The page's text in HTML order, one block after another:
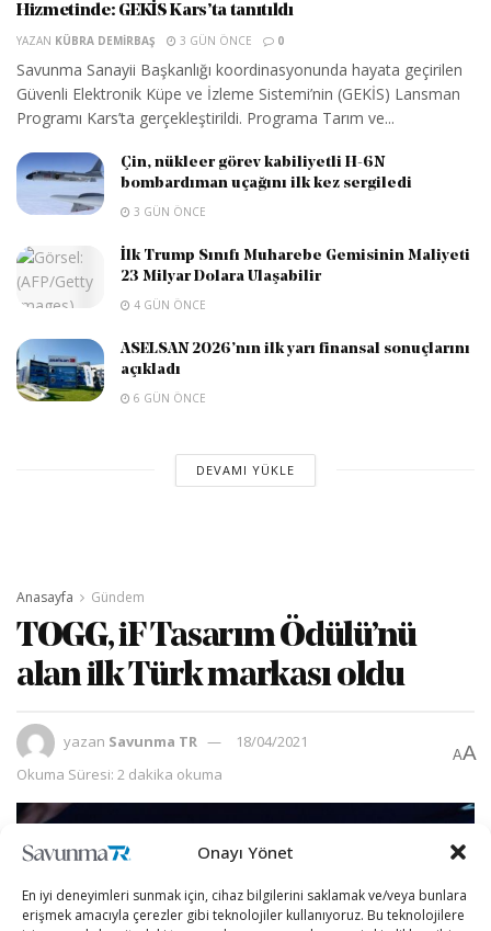
Onayı Yönet
En iyi deneyimleri sunmak için, cihaz bilgilerini saklamak ve/veya bunlara
erişmek amacıyla çerezler gibi teknolojiler kullanıyoruz. Bu teknolojilere
Hizmetinde: GEKİS Kars’ta tanıtıldı
YAZAN KÜBRA DEMIRBAŞ 3 GÜN ÖNCE 0
Savunma Sanayii Başkanlığı koordinasyonunda hayata geçirilen
Güvenli Elektronik Küpe ve İzleme Sistemi’nin (GEKİS) Lansman
Programı Kars’ta gerçekleştirildi. Programa Tarım ve...
Çin, nükleer görev kabiliyetli H-6N
bombardıman uçağını ilk kez sergiledi
3 GÜN ÖNCE
İlk Trump Sınıfı Muharebe Gemisinin Maliyeti
23 Milyar Dolara Ulaşabilir
4 GÜN ÖNCE
ASELSAN 2026’nın ilk yarı finansal sonuçlarını
açıkladı
6 GÜN ÖNCE
DEVAMI YÜKLE
Anasayfa Gündem
TOGG, iF Tasarım Ödülü’nü
alan ilk Türk markası oldu
yazan Savunma TR
18/04/2021
Okuma Süresi: 2 dakika okuma
AA